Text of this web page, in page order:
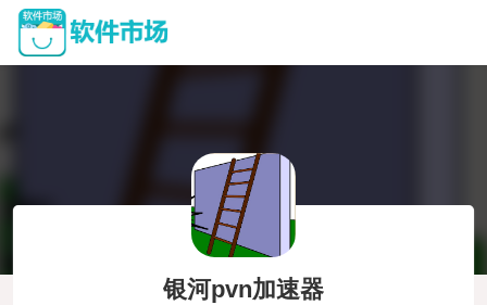
银河pvn加速器